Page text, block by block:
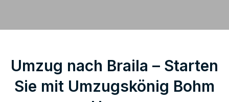
Umzug nach Braila – Starten
Sie mit Umzugskönig Bohm